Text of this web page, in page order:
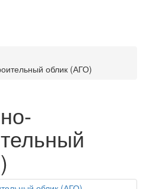
облик (АГО)